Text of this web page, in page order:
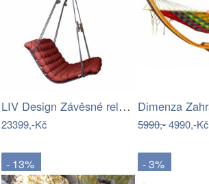
LIV Design Závěsné relaxační lehátko…
23399,-Kč 5990,-4990,-Kč
- 13% - 3%